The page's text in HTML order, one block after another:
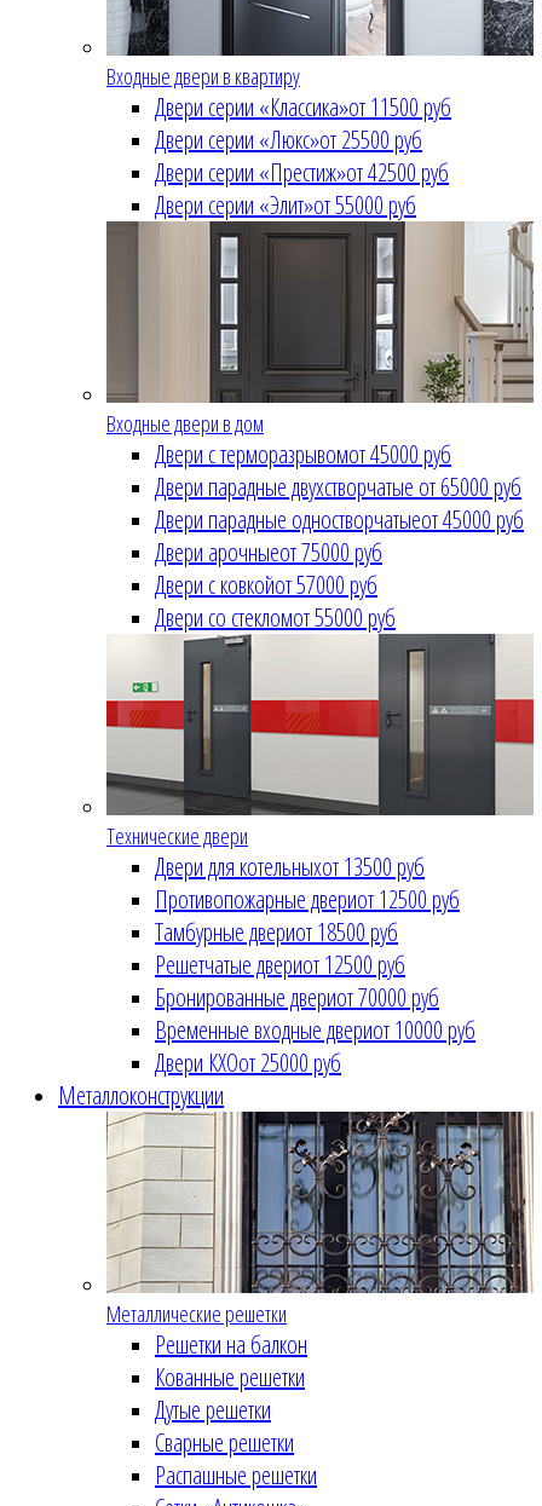
Входные двери в квартиру
Двери серии «Классика»от 11500 руб
Двери серии «Люкс»от 25500 руб
Двери серии «Престиж»от 42500 руб
Двери серии «Элит»от 55000 руб
Входные двери в дом
Двери с терморазрывомот 45000 руб
Двери парадные двухстворчатые от 65000 руб
Двери парадные одностворчатыеот 45000 руб
Двери арочныеот 75000 руб
Двери с ковкойот 57000 руб
Двери со стекломот 55000 руб
Технические двери
Двери для котельныхот 13500 руб
Противопожарные двериот 12500 руб
Тамбурные двериот 18500 руб
Решетчатые двериот 12500 руб
Бронированные двериот 70000 руб
Временные входные двериот 10000 руб
Двери КХОот 25000 руб
Металлоконструкции
Металлические решетки
Решетки на балкон
Кованные решетки
Дутые решетки
Сварные решетки
Распашные решетки